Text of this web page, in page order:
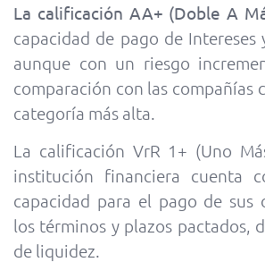
La calificación AA+ (Doble A
capacidad de pago de Intereses
aunque con un riesgo
comparación con las compañías
categoría más alta.
La calificación VrR 1+ (Uno
institución financiera cuenta
capacidad para el pago de sus
los términos y plazos pactados,
de liquidez.